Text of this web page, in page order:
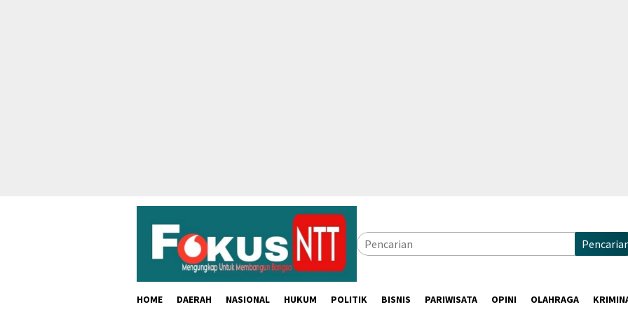
HOME DAERAH NASIONAL HUKUM POLITIK BISNIS PARIWISATA OPINI OLAHRAGA